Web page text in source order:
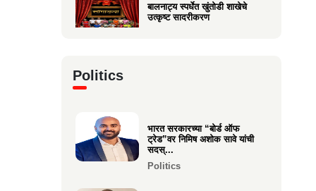
बालनाट्य स्पर्धेत खुंतोडी शाखेचे
उत्कृष्ट सादरीकरण
नीरज चुरी निर्मित“साबर बोंडं” –
अनेक आंतरराष्ट्रीय पुरस्कारा...
Entertainment
Politics
भारत सरकारच्या “बोर्ड ऑफ
ट्रेड”वर निमिष अशोक सावे यांची
सदस्...
Politics